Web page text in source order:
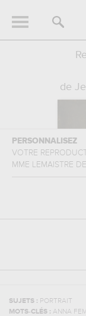
de
PERSONNALISEZ
VOTRE
MME LEMAISTRE DE
SUJETS : PORTRAIT
MOTS-CLÉS : ANNA